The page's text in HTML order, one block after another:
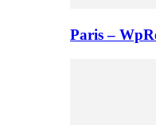
Paris –